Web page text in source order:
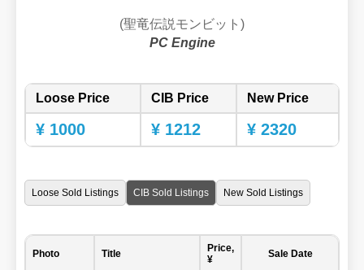
(聖竜伝説モンビット)
PC Engine
Loose Price CIB Price New Price
¥ 1000 ¥ 1212 ¥ 2320
Loose Sold Listings CIB Sold Listings New Sold Listings
Photo Title
Price,
¥
Sale Date